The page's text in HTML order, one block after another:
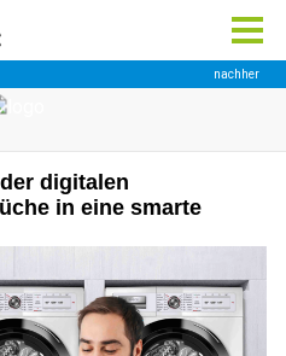
digitalen
in eine smarte